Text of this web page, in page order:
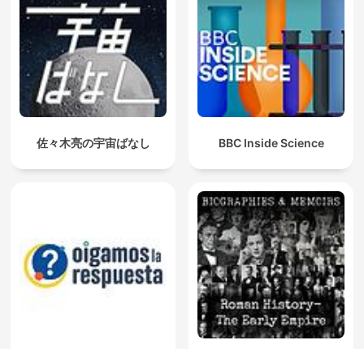
佐々木亮の宇宙ばなし BBC Inside Science